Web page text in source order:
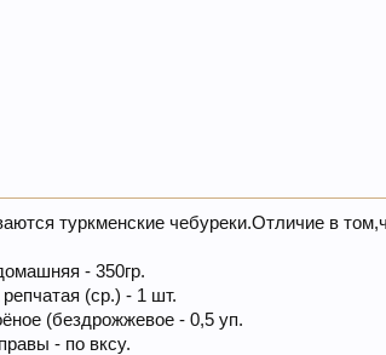
туркменские чебуреки.Отличие в
- 350гр.
(ср.) - 1 шт.
(бездрожжевое - 0,5 уп.
- по вксу.